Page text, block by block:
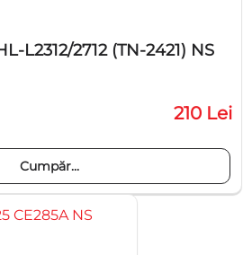
L2312/2712 (TN-2421) NS
210 Lei
Cumpăr...